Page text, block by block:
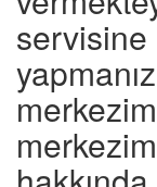
servisine